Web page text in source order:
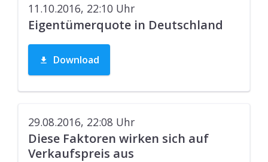
11.10.2016, 22:10 Uhr
Eigentümerquote in Deutschland
Download
29.08.2016, 22:08 Uhr
Diese Faktoren wirken sich auf
Verkaufspreis aus